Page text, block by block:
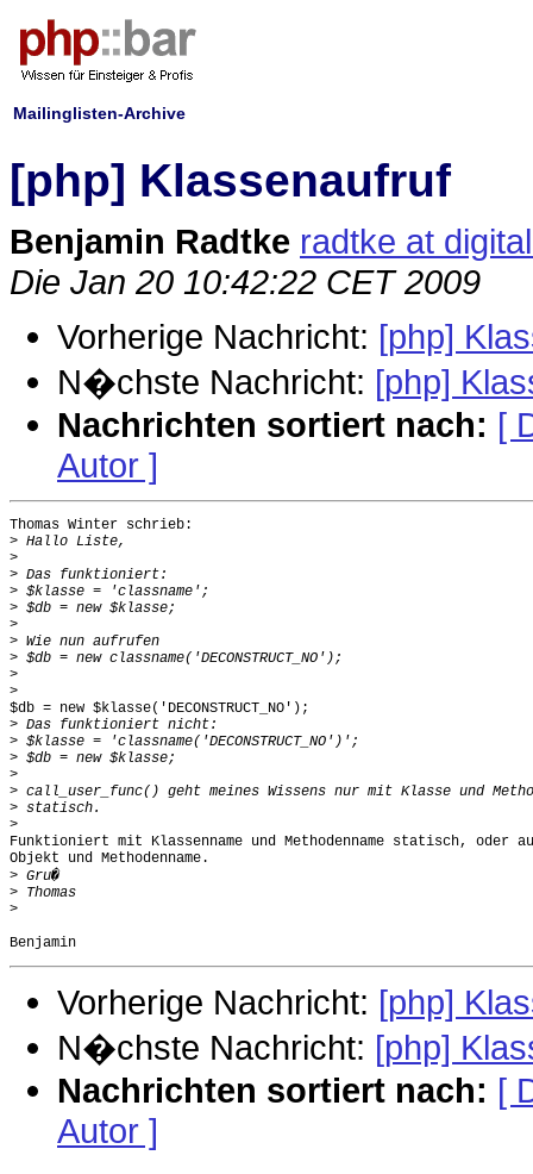
Mailinglisten-Archive
[php] Klassenaufruf
Benjamin Radtke radtke at
Die Jan 20 10:42:22 CET 2009
Vorherige Nachricht: [php]
N�chste Nachricht: [php]
Nachrichten sortiert nach: [
Autor ]
Thomas Winter schrieb:
>
>
>
>
>
>
>
>
>
>
$db = new $klasse('DECONSTRUCT_NO');
>
>
>
>
>
>
>
Funktioniert mit Klassenname und Methodenname statisch, oder
Objekt und Methodenname.
>
>
>
Vorherige Nachricht: [php]
N�chste Nachricht: [php]
Nachrichten sortiert nach: [
Autor ]